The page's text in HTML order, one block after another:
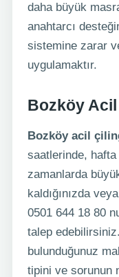
daha büyük
anahtarcı
sistemine zarar
uygulamaktır.
Bozköy
Bozköy acil
saatlerinde, hafta
zamanlarda
kaldığınızda
0501 644 18 80
talep
bulunduğunuz
tipini ve sorunun